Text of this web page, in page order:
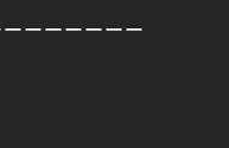
ーーーーーー